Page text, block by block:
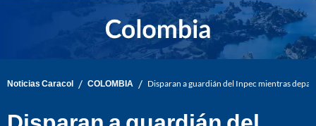
Noticias Caracol / COLOMBIA / Disparan a guardián del Inpec mientras